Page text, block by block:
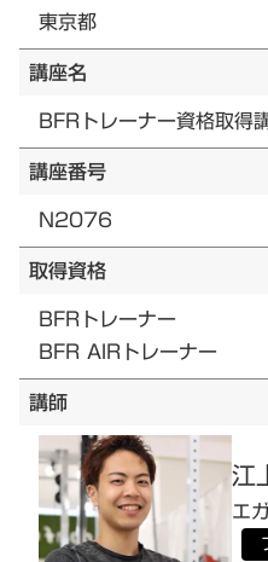
東京都
講座名
BFRトレーナー資格取得
講座番号
N2076
取得資格
BFRトレーナー
BFR AIRトレーナー
講師
江
エ